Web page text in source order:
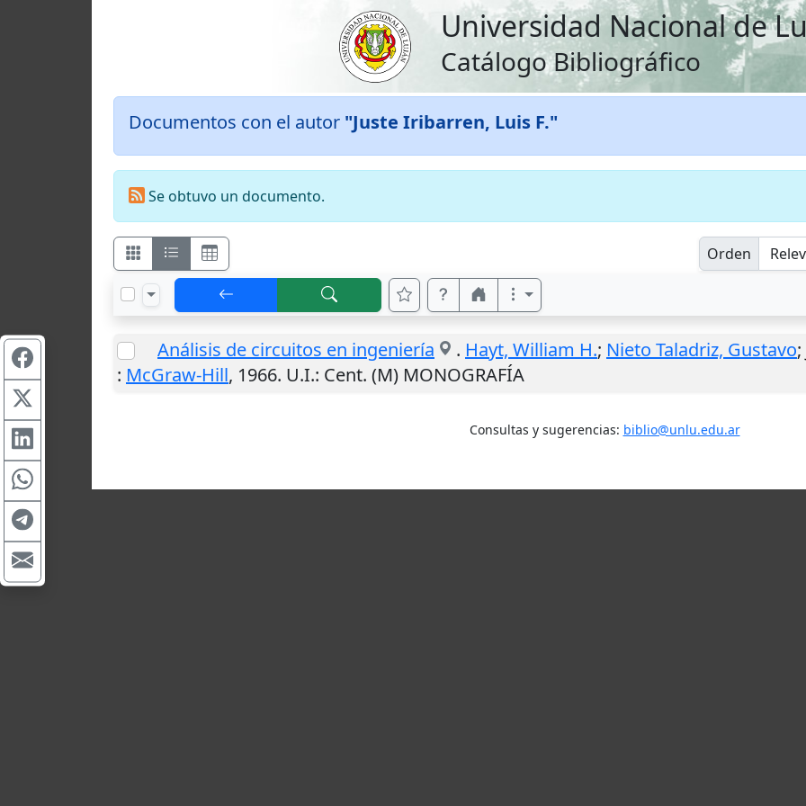
Universidad Nacional de
Catálogo Bibliográfico
Documentos con el autor "Juste Iribarren, Luis F."
Se obtuvo un documento.
Orden
Análisis de circuitos en ingeniería . Hayt, William H.; Nieto Taladriz, Gustavo;
: McGraw-Hill, 1966. U.I.: Cent. (M) MONOGRAFÍA
Consultas y sugerencias: biblio@unlu.edu.ar